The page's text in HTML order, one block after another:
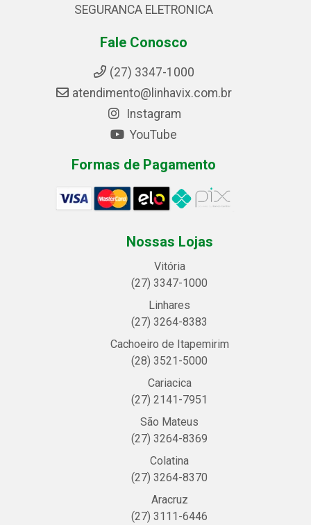
SEGURANCA ELETRONICA
Fale Conosco
(27) 3347-1000
atendimento@linhavix.com.br
Instagram
YouTube
Formas de Pagamento
Nossas Lojas
Vitória
(27) 3347-1000
Linhares
(27) 3264-8383
Cachoeiro de Itapemirim
(28) 3521-5000
Cariacica
(27) 2141-7951
São Mateus
(27) 3264-8369
Colatina
(27) 3264-8370
Aracruz
(27) 3111-6446